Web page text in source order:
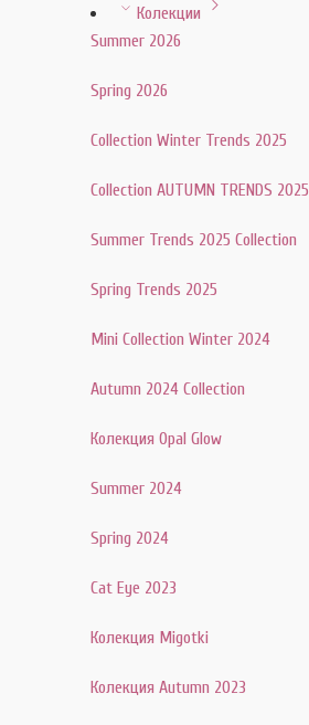
Колекции
Summer 2026
Spring 2026
Collection Winter Trends 2025
Collection AUTUMN TRENDS 2025
Summer Trends 2025 Collection
Spring Trends 2025
Mini Collection Winter 2024
Autumn 2024 Collection
Колекция Opal Glow
Summer 2024
Spring 2024
Cat Eye 2023
Колекция Migotki
Колекция Autumn 2023